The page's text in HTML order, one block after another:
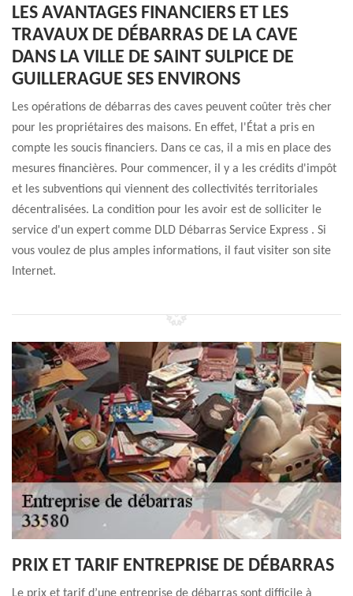
LES AVANTAGES FINANCIERS ET LES
TRAVAUX DE DÉBARRAS DE LA CAVE
DANS LA VILLE DE SAINT SULPICE DE
GUILLERAGUE SES ENVIRONS
Les opérations de débarras des caves peuvent coûter très cher
pour les propriétaires des maisons. En effet, l'État a pris en
compte les soucis financiers. Dans ce cas, il a mis en place des
mesures financières. Pour commencer, il y a les crédits d'impôt
et les subventions qui viennent des collectivités territoriales
décentralisées. La condition pour les avoir est de solliciter le
service d'un expert comme DLD Débarras Service Express . Si
vous voulez de plus amples informations, il faut visiter son site
Internet.
PRIX ET TARIF ENTREPRISE DE DÉBARRAS